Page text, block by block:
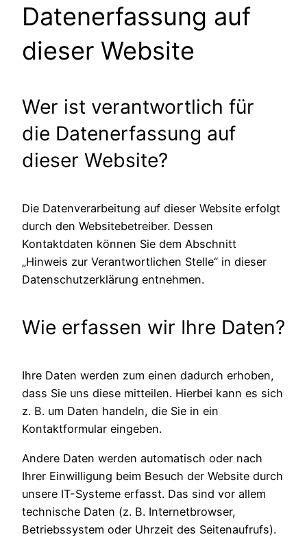
Datenerfassung auf
dieser Website
Wer ist verantwortlich für
die Datenerfassung auf
dieser Website?
Die Datenverarbeitung auf dieser Website erfolgt
durch den Websitebetreiber. Dessen
Kontaktdaten können Sie dem Abschnitt
„Hinweis zur Verantwortlichen Stelle“ in dieser
Datenschutzerklärung entnehmen.
Wie erfassen wir Ihre Daten?
Ihre Daten werden zum einen dadurch erhoben,
dass Sie uns diese mitteilen. Hierbei kann es sich
z. B. um Daten handeln, die Sie in ein
Kontaktformular eingeben.
Andere Daten werden automatisch oder nach
Ihrer Einwilligung beim Besuch der Website durch
unsere IT-Systeme erfasst. Das sind vor allem
technische Daten (z. B. Internetbrowser,
Betriebssystem oder Uhrzeit des Seitenaufrufs).